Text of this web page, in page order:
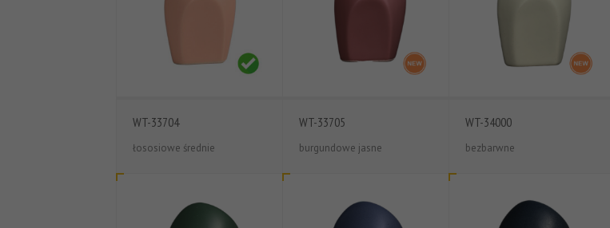
WT-33704
łososiowe średnie
WT-33705
burgundowe jasne
WT-34000
bezbarwne